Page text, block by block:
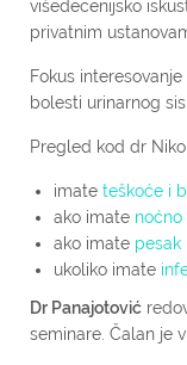
višedecenijsko
privatnim
Fokus interesovanje
bolesti urinarnog
Pregled kod dr
imate teškoće i
ako imate noćno
ako imate pesak
ukoliko imate
Dr Panajotović
seminare. Čalan je